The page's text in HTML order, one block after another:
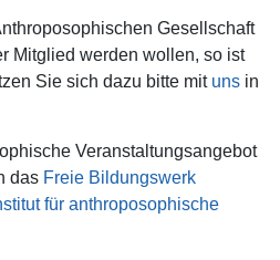
Gesellschaft
Mitglied werden wollen, so ist
Sie sich dazu bitte mit uns in
Veranstaltungsangebot
das Freie Bildungswerk
für anthroposophische